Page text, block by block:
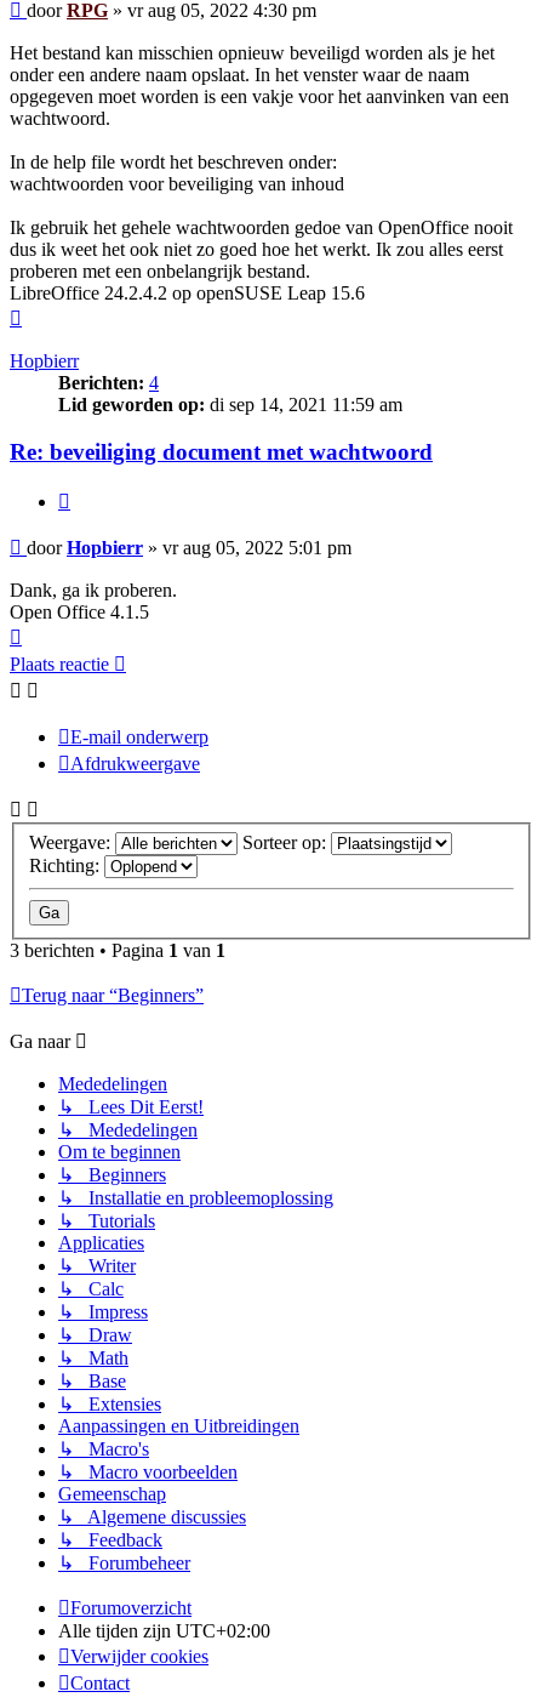
Bericht
doorRPG » vr aug 05, 2022 4:30 pm
Het bestand kan misschien opnieuw beveiligd worden als je het
onder een andere naam opslaat. In het venster waar de naam
opgegeven moet worden is een vakje voor het aanvinken van een
wachtwoord.
In de help file wordt het beschreven onder:
wachtwoorden voor beveiliging van inhoud
Ik gebruik het gehele wachtwoorden gedoe van OpenOffice nooit
dus ik weet het ook niet zo goed hoe het werkt. Ik zou alles eerst
proberen met een onbelangrijk bestand.
LibreOffice 24.2.4.2 op openSUSE Leap 15.6
Hopbierr
Berichten: 4
Lid geworden op: di sep 14, 2021 11:59 am
Re: beveiliging document met wachtwoord
Bericht
doorHopbierr » vr aug 05, 2022 5:01 pm
Dank, ga ik proberen.
Open Office 4.1.5
Plaats reactie
E-mail onderwerp
Afdrukweergave
Weergave:
Sorteer op:
Richting:
3 berichten • Pagina 1 van 1
Terug naar “Beginners”
Ga naar
Mededelingen
↳ Lees Dit Eerst!
↳ Mededelingen
Om te beginnen
↳ Beginners
↳ Installatie en probleemoplossing
↳ Tutorials
Applicaties
↳ Writer
↳ Calc
↳ Impress
↳ Draw
↳ Math
↳ Base
↳ Extensies
Aanpassingen en Uitbreidingen
↳ Macro's
↳ Macro voorbeelden
Gemeenschap
↳ Algemene discussies
↳ Feedback
↳ Forumbeheer
Forumoverzicht
Alle tijden zijn UTC+02:00
Verwijder cookies
Contact